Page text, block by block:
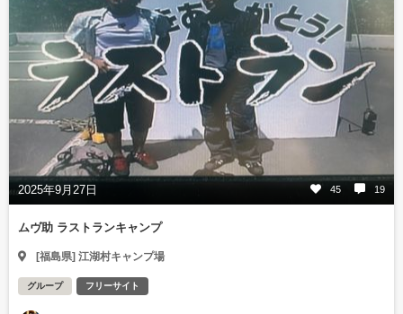
2025年9月27日 45 19
ムヴ助 ラストランキャンプ
[福島県] 江湖村キャンプ場
グループ フリーサイト